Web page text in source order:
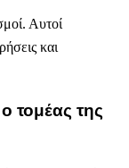
Αυτοί
και
τομέας της